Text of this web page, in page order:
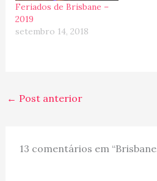
Feriados de Brisbane –
2019
setembro 14, 2018
← Post anterior
13 comentários em